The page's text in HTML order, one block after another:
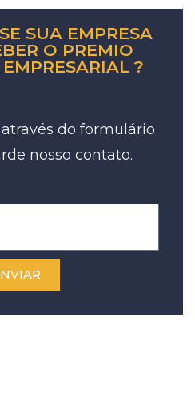
SUA EMPRESA
O PREMIO
?
do formulário
nosso contato.